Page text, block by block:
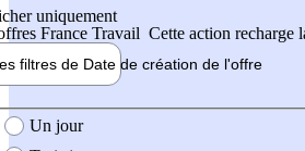
uniquement
France Travail Cette action recharge
filtres de Date de création de l'offre
création de l'offre
Un jour